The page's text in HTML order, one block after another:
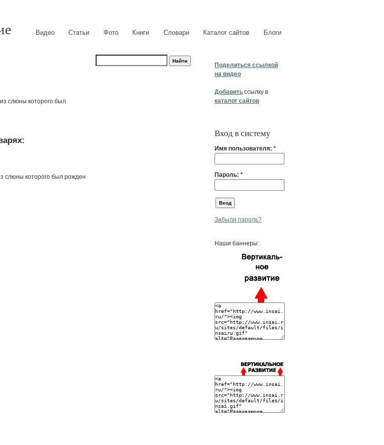
Видео Статьи Фото Книги Словари Каталог сайтов Блоги
Поделиться ссылкой
на видео
Добавить ссылку в
каталог сайтов
Вход в систему
Имя пользователя: *
Пароль: *
Забыли пароль?
Наши баннеры:
слюны которого был
слюны которого был рожден